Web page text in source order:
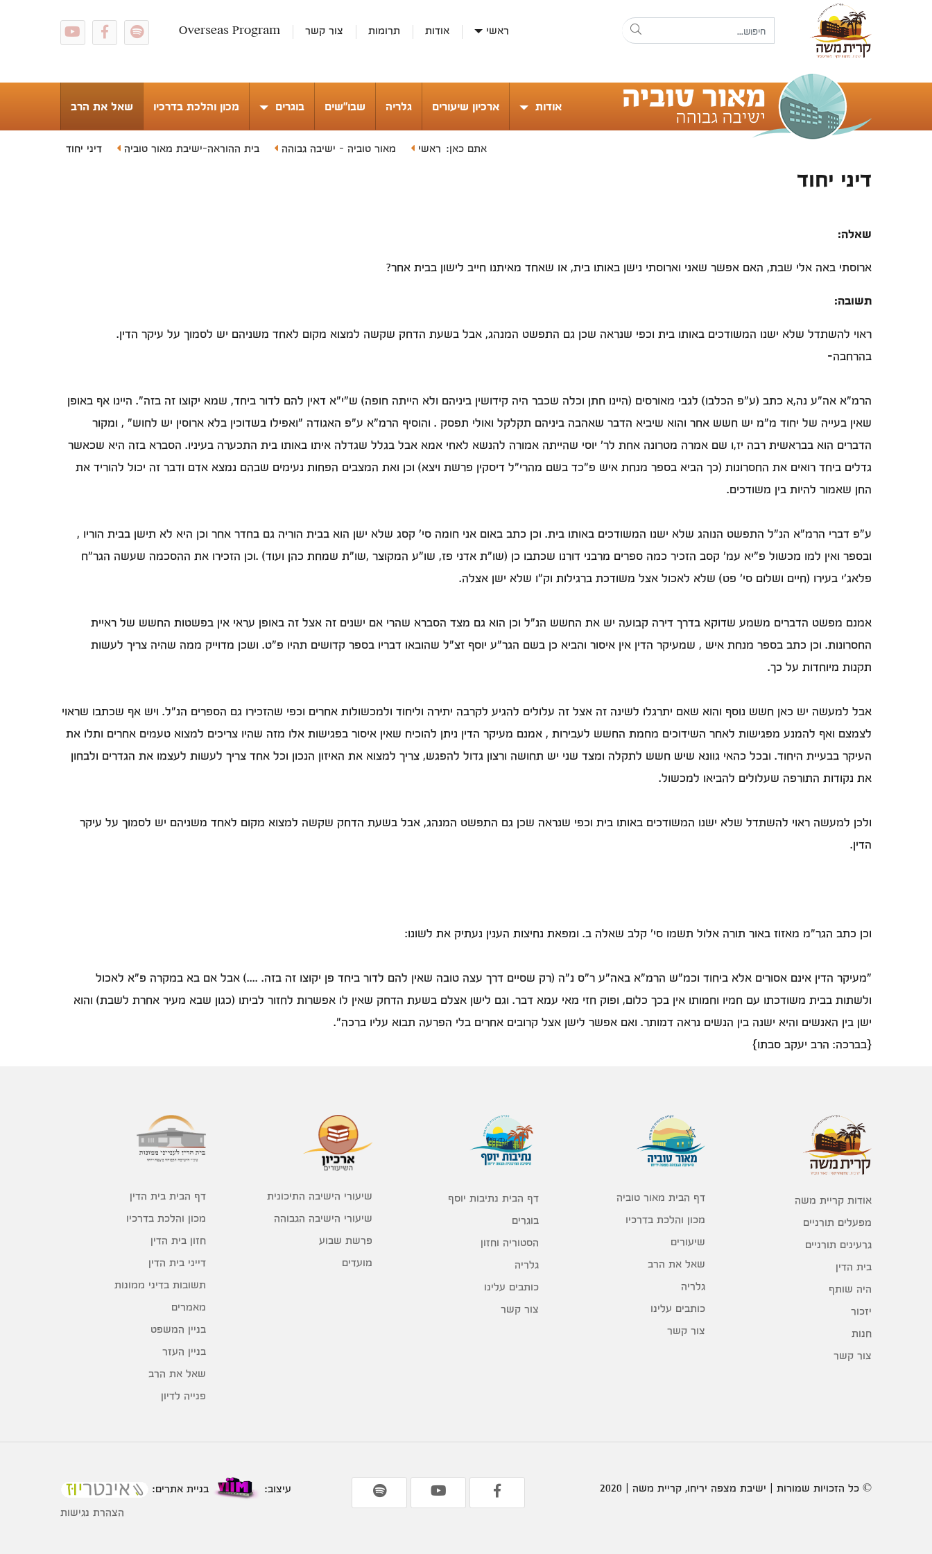
ראשי אודות תרומות צור קשר Overseas Program
אודות ארכיון שיעורים גלריה שבו"שים בוגרים מכון והלכת בדרכיו שאל את הרב
אתם כאן: ראשי מאור טוביה - ישיבה גבוהה בית ההוראה-ישיבת מאור טוביה דיני יחוד
דיני יחוד
שאלה:
ארוסתי באה אלי שבת, האם אפשר שאני וארוסתי נישן באותו בית, או שאחד מאיתנו חייב לישון בבית אחר?
תשובה:
ראוי להשתדל שלא ישנו המשודכים באותו בית וכפי שנראה שכן גם התפשט המנהג, אבל בשעת הדחק שקשה למצוא מקום לאחד משניהם יש לסמוך על עיקר הדין.
בהרחבה-
הרמ"א אה"ע נה,א כתב (ע"פ הכלבו) לגבי מאורסים (היינו חתן וכלה שכבר היה קידושין ביניהם ולא הייתה חופה) ש"י"א דאין להם לדור ביחד, שמא יקוצו זה בזה". היינו אף באופן
שאין בעייה של יחוד מ"מ יש חשש אחר והוא שיביא הדבר שאהבה ביניהם תקלקל ואולי תפסק . והוסיף הרמ"א ע"פ האגודה "ואפילו בשדוכין בלא ארוסין יש לחוש" , ומקור
הדברים הוא בבראשית רבה יז,ו שם אמרה מטרונה אחת לר' יוסי שהייתה אמורה להנשא לאחי אמא אבל בגלל שגדלה איתו באותו בית התכערה בעיניו. הסברא בזה היא שכאשר
גדלים ביחד רואים את החסרונות (כך הביא בספר מנחת איש פ"כד בשם מהרי"ל דיסקין פרשת ויצא) וכן ואת המצבים הפחות נעימים שבהם נמצא אדם ודבר זה יכול להוריד את
החן שאמור להיות בין משודכים.
ע"פ דברי הרמ"א הנ"ל התפשט הנוהג שלא ישנו המשודכים באותו בית. וכן כתב באום אני חומה סי' קסג שלא ישן הוא בבית הוריה גם בחדר אחר וכן היא לא תישן בבית הוריו ,
ובספר ואין למו מכשול פ"יא עמ' קסב הזכיר כמה ספרים מרבני דורנו שכתבו כן (שו"ת אדני פז, שו"ע המקוצר ,שו"ת שמחת כהן ועוד) .וכן הזכירו את ההסכמה שעשה הגר"ח
פלאג'י בעירו (חיים ושלום סי' פט) שלא לאכול אצל משודכת ברגילות וק"ו שלא ישן אצלה.
אמנם מפשט הדברים משמע שדוקא בדרך דירה קבועה יש את החשש הנ"ל וכן הוא גם מצד הסברא שהרי אם ישנים זה אצל זה באופן עראי אין בפשטות החשש של ראיית
החסרונות. וכן כתב בספר מנחת איש , שמעיקר הדין אין איסור והביא כן בשם הגר"ע יוסף זצ"ל שהובאו דבריו בספר קדושים תהיו פ"ט. ושכן מדוייק ממה שהיה צריך לעשות
תקנות מיוחדות על כך.
אבל למעשה יש כאן חשש נוסף והוא שאם יתרגלו לשינה זה אצל זה עלולים להגיע לקרבה יתירה וליחוד ולמכשולות אחרים וכפי שהזכירו גם הספרים הנ"ל. ויש אף שכתבו שראוי
לצמצם ואף להמנע מפגישות לאחר השידוכים מחמת החשש לעבירות , אמנם מעיקר הדין ניתן להוכיח שאין איסור בפגישות אלו מזה שהיו צריכים למצוא טעמים אחרים ותלו את
העיקר בבעיית היחוד. ובכל כהאי גוונא שיש חשש לתקלה ומצד שני יש תחושה ורצון גדול להפגש, צריך למצוא את האיזון הנכון וכל אחד צריך לעשות לעצמו את הגדרים ולבחון
את נקודות התורפה שעלולים להביאו למכשול.
ולכן למעשה ראוי להשתדל שלא ישנו המשודכים באותו בית וכפי שנראה שכן גם התפשט המנהג, אבל בשעת הדחק שקשה למצוא מקום לאחד משניהם יש לסמוך על עיקר
הדין.
וכן כתב הגר"מ מאזוז באור תורה אלול תשמו סי' קלב שאלה ב. ומפאת נחיצות הענין נעתיק את לשונו:
"מעיקר הדין אינם אסורים אלא ביחוד וכמ"ש הרמ"א באה"ע ר"ס נ"ה (רק שסיים דרך עצה טובה שאין להם לדור ביחד פן יקוצו זה בזה. ....) אבל אם בא במקרה פ"א לאכול
ולשתות בבית משודכתו עם חמיו וחמותו אין בכך כלום, ופוק חזי מאי עמא דבר. וגם לישן אצלם בשעת הדחק שאין לו אפשרות לחזור לביתו (כגון שבא מעיר אחרת לשבת) והוא
ישן בין האנשים והיא ישנה בין הנשים נראה דמותר. ואם אפשר לישן אצל קרובים אחרים בלי הפרעה תבוא עליו ברכה".
{בברכה: הרב יעקב סבתו}
אודות קריית משה
מפעלים תורניים
גרעינים תורניים
בית הדין
היה שותף
יזכור
חנות
צור קשר
דף הבית מאור טוביה
מכון והלכת בדרכיו
שיעורים
שאל את הרב
גלריה
כותבים עלינו
צור קשר
דף הבית נתיבות יוסף
בוגרים
הסטוריה וחזון
גלריה
כותבים עלינו
צור קשר
שיעורי הישיבה התיכונית
שיעורי הישיבה הגבוהה
פרשת שבוע
מועדים
דף הבית בית הדין
מכון והלכת בדרכיו
חזון בית הדין
דייני בית הדין
תשובות בדיני ממונות
מאמרים
בניין המשפט
בניין העזר
שאל את הרב
פנייה לדיון
© כל הזכויות שמורות | ישיבת מצפה יריחו, קריית משה | 2020 עיצוב:
בניית אתרים:
הצהרת נגישות